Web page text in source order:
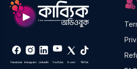
Facebook Instagram LinkedIn YouTube X.com TikTok